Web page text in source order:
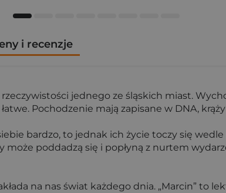
i recenzje
jednego ze śląskich miast.
Pochodzenie mają zapisane w DNA,
bardzo, to jednak ich życie toczy się
może poddadzą się i popłyną z nurtem
na nas świat każdego dnia. „Marcin” to